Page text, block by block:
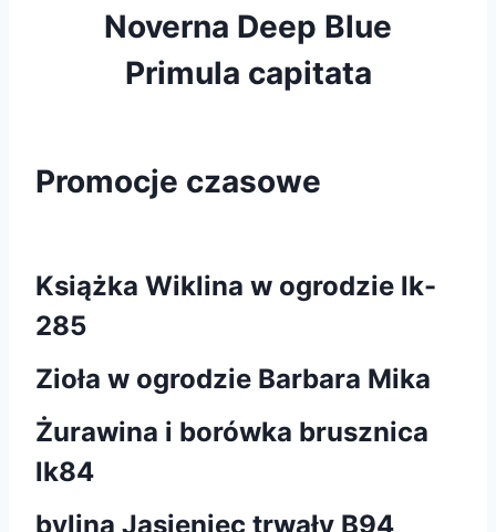
Noverna Deep Blue
Primula capitata
Promocje czasowe
Książka Wiklina w ogrodzie lk-
285
Zioła w ogrodzie Barbara Mika
Żurawina i borówka brusznica
lk84
bylina Jasieniec trwały B94